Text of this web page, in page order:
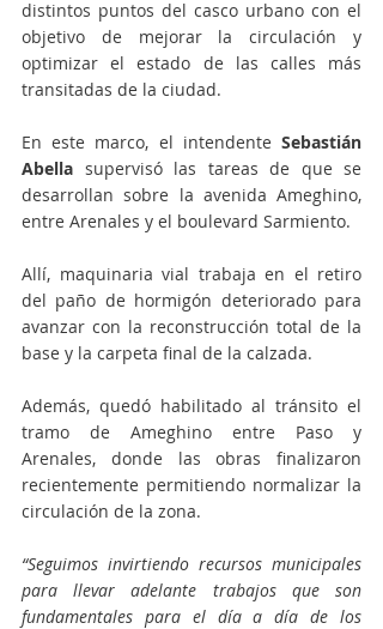
distintos puntos del casco urbano con el
objetivo de mejorar la circulación y
optimizar el estado de las calles más
transitadas de la ciudad.
En este marco, el intendente Sebastián
Abella supervisó las tareas de que se
desarrollan sobre la avenida Ameghino,
entre Arenales y el boulevard Sarmiento.
Allí, maquinaria vial trabaja en el retiro
del paño de hormigón deteriorado para
avanzar con la reconstrucción total de la
base y la carpeta final de la calzada.
Además, quedó habilitado al tránsito el
tramo de Ameghino entre Paso y
Arenales, donde las obras finalizaron
recientemente permitiendo normalizar la
circulación de la zona.
“Seguimos invirtiendo recursos municipales
para llevar adelante trabajos que son
fundamentales para el día a día de los